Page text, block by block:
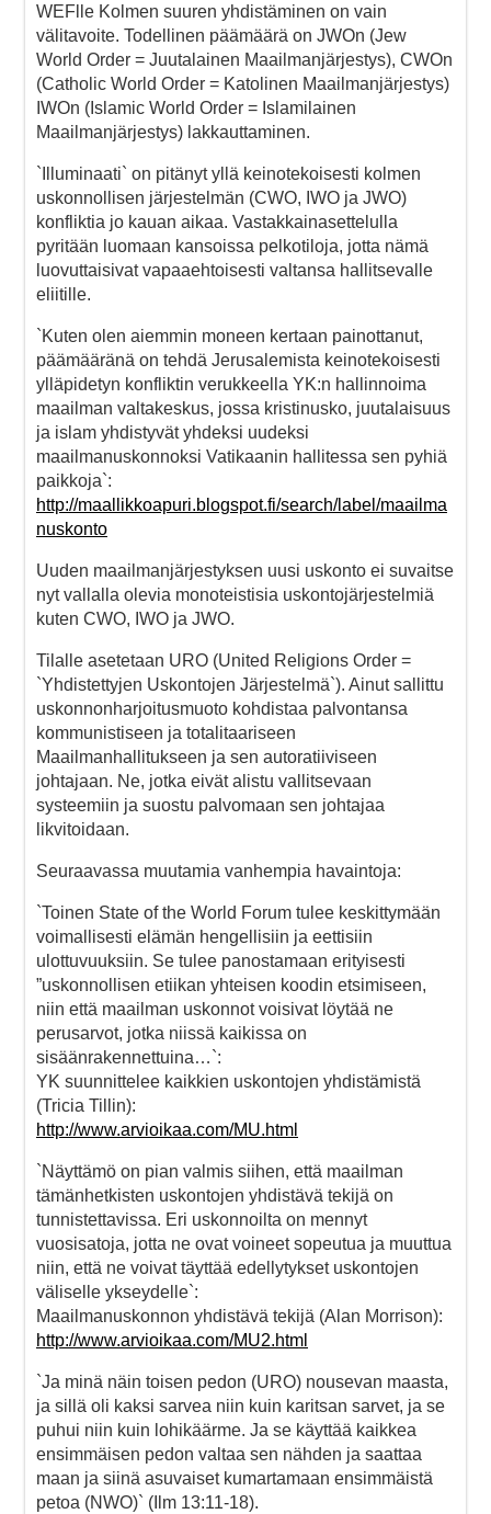
WEFlle Kolmen suuren yhdistäminen on vain
välitavoite. Todellinen päämäärä on JWOn (Jew
World Order = Juutalainen Maailmanjärjestys), CWOn
(Catholic World Order = Katolinen Maailmanjärjestys)
IWOn (Islamic World Order = Islamilainen
Maailmanjärjestys) lakkauttaminen.
`Illuminaati` on pitänyt yllä keinotekoisesti kolmen
uskonnollisen järjestelmän (CWO, IWO ja JWO)
konfliktia jo kauan aikaa. Vastakkainasettelulla
pyritään luomaan kansoissa pelkotiloja, jotta nämä
luovuttaisivat vapaaehtoisesti valtansa hallitsevalle
eliitille.
`Kuten olen aiemmin moneen kertaan painottanut,
päämääränä on tehdä Jerusalemista keinotekoisesti
ylläpidetyn konfliktin verukkeella YK:n hallinnoima
maailman valtakeskus, jossa kristinusko, juutalaisuus
ja islam yhdistyvät yhdeksi uudeksi
maailmanuskonnoksi Vatikaanin hallitessa sen pyhiä
paikkoja`:
http://maallikkoapuri.blogspot.fi/search/label/maailma
nuskonto
Uuden maailmanjärjestyksen uusi uskonto ei suvaitse
nyt vallalla olevia monoteistisia uskontojärjestelmiä
kuten CWO, IWO ja JWO.
Tilalle asetetaan URO (United Religions Order =
`Yhdistettyjen Uskontojen Järjestelmä`). Ainut sallittu
uskonnonharjoitusmuoto kohdistaa palvontansa
kommunistiseen ja totalitaariseen
Maailmanhallitukseen ja sen autoratiiviseen
johtajaan. Ne, jotka eivät alistu vallitsevaan
systeemiin ja suostu palvomaan sen johtajaa
likvitoidaan.
Seuraavassa muutamia vanhempia havaintoja:
`Toinen State of the World Forum tulee keskittymään
voimallisesti elämän hengellisiin ja eettisiin
ulottuvuuksiin. Se tulee panostamaan erityisesti
”uskonnollisen etiikan yhteisen koodin etsimiseen,
niin että maailman uskonnot voisivat löytää ne
perusarvot, jotka niissä kaikissa on
sisäänrakennettuina…`:
YK suunnittelee kaikkien uskontojen yhdistämistä
(Tricia Tillin):
http://www.arvioikaa.com/MU.html
`Näyttämö on pian valmis siihen, että maailman
tämänhetkisten uskontojen yhdistävä tekijä on
tunnistettavissa. Eri uskonnoilta on mennyt
vuosisatoja, jotta ne ovat voineet sopeutua ja muuttua
niin, että ne voivat täyttää edellytykset uskontojen
väliselle ykseydelle`:
Maailmanuskonnon yhdistävä tekijä (Alan Morrison):
http://www.arvioikaa.com/MU2.html
`Ja minä näin toisen pedon (URO) nousevan maasta,
ja sillä oli kaksi sarvea niin kuin karitsan sarvet, ja se
puhui niin kuin lohikäärme. Ja se käyttää kaikkea
ensimmäisen pedon valtaa sen nähden ja saattaa
maan ja siinä asuvaiset kumartamaan ensimmäistä
petoa (NWO)` (Ilm 13:11-18).